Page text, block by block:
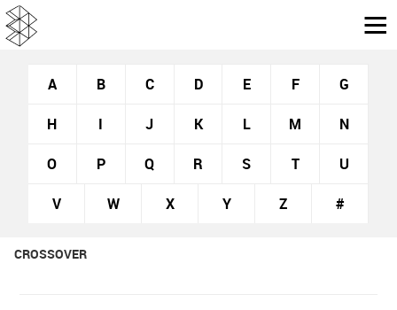
A B C D E F G
H I J K L M N
O P Q R S T U
V W X Y Z #
CROSSOVER